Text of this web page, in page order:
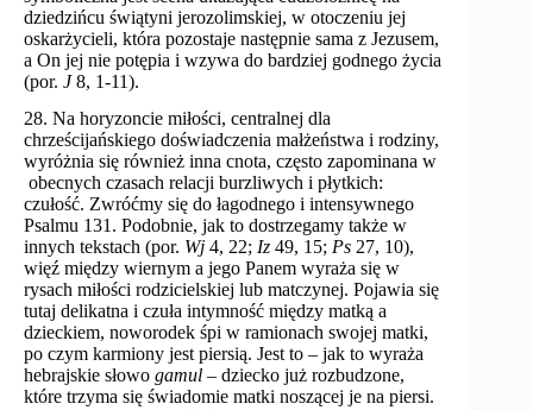
dziedzińcu świątyni jerozolimskiej, w otoczeniu jej
oskarżycieli, która pozostaje następnie sama z Jezusem,
a On jej nie potępia i wzywa do bardziej godnego życia
(por. J8, 1-11).
28. Na horyzoncie miłości, centralnej dla
chrześcijańskiego doświadczenia małżeństwa i rodziny,
wyróżnia się również inna cnota, często zapominana w
obecnych czasach relacji burzliwych i płytkich:
czułość. Zwróćmy się do łagodnego i intensywnego
Psalmu 131. Podobnie, jak to dostrzegamy także w
innych tekstach (por. Wj 4, 22; Iz 49, 15; Ps 27, 10),
więź między wiernym a jego Panem wyraża się w
rysach miłości rodzicielskiej lub matczynej. Pojawia się
tutaj delikatna i czuła intymność między matką a
dzieckiem, noworodek śpi w ramionach swojej matki,
po czym karmiony jest piersią. Jest to – jak to wyraża
hebrajskie słowo gamul – dziecko już rozbudzone,
które trzyma się świadomie matki noszącej je na piersi.